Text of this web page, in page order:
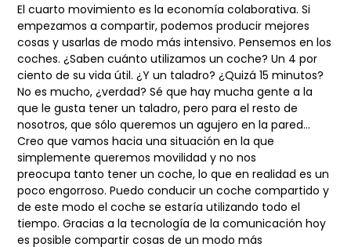
El cuarto movimiento es la economía colaborativa. Si
empezamos a compartir, podemosproducir mejores
cosas y usarlas de modo más intensivo. Pensemos en los
coches. ¿Sabencuánto utilizamos un coche? Un 4 por
ciento de su vida útil. ¿Y un taladro? ¿Quizá 15minutos?
No es mucho, ¿verdad? Sé que hay mucha gente a la
que le gusta tener un taladro,pero para el resto de
nosotros, que sólo queremos un agujero en la pared…
Creo quevamos hacia una situación en la que
simplemente queremos movilidad y no nos
preocupa tanto tener un coche, lo que en realidad es un
poco engorroso. Puedo conducir un cochecompartido y
de este modo el coche se estaría utilizando todo el
tiempo. Gracias a la tecnología de la comunicación hoy
es posible compartir cosas de un modo más